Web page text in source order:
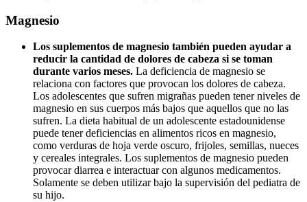
Magnesio
Los suplementos de magnesio también pueden ayudar a
reducir la cantidad de dolores de cabeza si se toman
durante varios meses. La deficiencia de magnesio se
relaciona con factores que provocan los dolores de cabeza.
Los adolescentes que sufren migrañas pueden tener niveles de
magnesio en sus cuerpos más bajos que aquellos que no las
sufren. La dieta habitual de un adolescente estadounidense
puede tener deficiencias en alimentos ricos en magnesio,
como verduras de hoja verde oscuro, frijoles, semillas, nueces
y cereales integrales. Los suplementos de magnesio pueden
provocar diarrea e interactuar con algunos medicamentos.
Solamente se deben utilizar bajo la supervisión del pediatra de
su hijo.